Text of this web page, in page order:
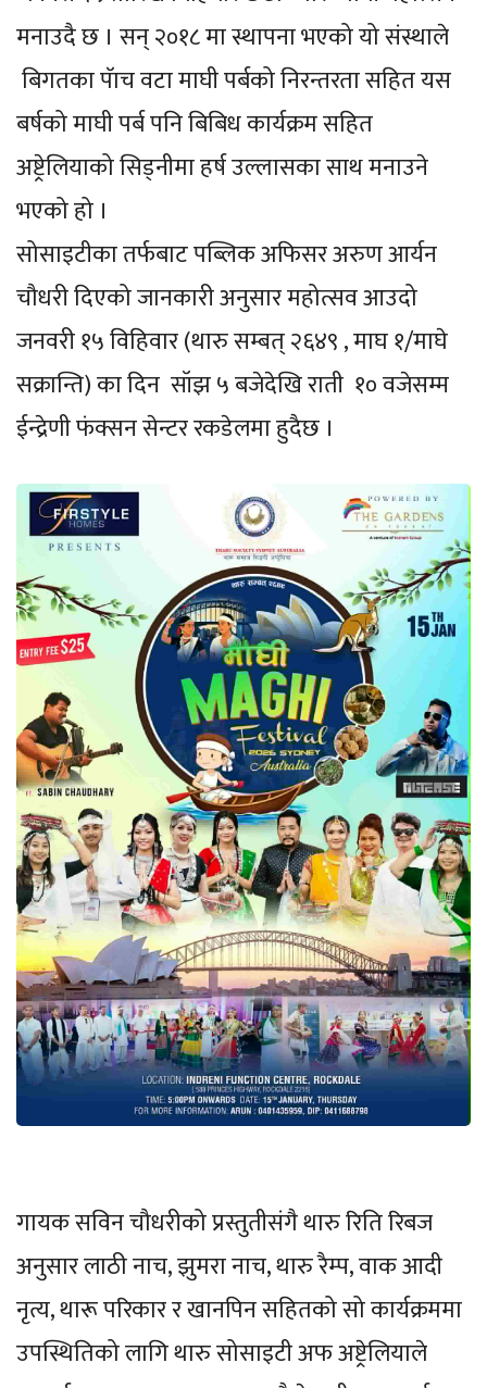
मनाउदै छ । सन् २०१८ मा स्थापना भएको यो संस्थाले
बिगतका पॅाच वटा माघी पर्बको निरन्तरता सहित यस
बर्षको माघी पर्ब पनि बिबिध कार्यक्रम सहित
अष्ट्रेलियाको सिड्नीमा हर्ष उल्लासका साथ मनाउने
भएको हो ।
सोसाइटीका तर्फबाट पब्लिक अफिसर अरुण आर्यन
चौधरी दिएको जानकारी अनुसार महोत्सव आउदो
जनवरी १५ विहिवार (थारु सम्बत् २६४९ , माघ १/माघे
सक्रान्ति) का दिन सॉझ ५ बजेदेखि राती १० वजेसम्म
ईन्द्रेणी फंक्सन सेन्टर रकडेलमा हुदैछ ।
गायक सविन चौधरीको प्रस्तुतीसंगै थारु रिति रिबज
अनुसार लाठी नाच, झुमरा नाच, थारु रैम्प, वाक आदी
नृत्य, थारू परिकार र खानपिन सहितको सो कार्यक्रममा
उपस्थितिको लागि थारु सोसाइटी अफ अष्ट्रेलियाले